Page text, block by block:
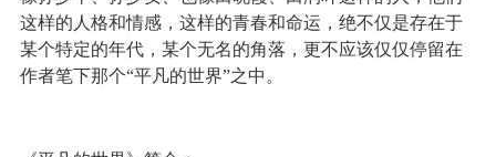
这样的人格和情感，这样的青春和命运，绝不仅是存在于
某个特定的年代，某个无名的角落，更不应该仅仅停留在
作者笔下那个“平凡的世界”之中。